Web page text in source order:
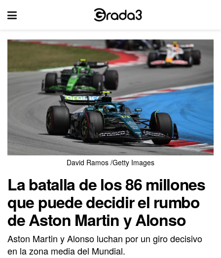
David Ramos /Getty Images
La batalla de los 86 millones
que puede decidir el rumbo
de Aston Martin y Alonso
Aston Martin y Alonso luchan por un giro decisivo
en la zona media del Mundial.